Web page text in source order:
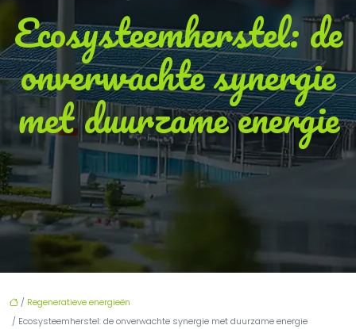
Ecosysteemherstel: de
onverwachte synergie
met duurzame energie
/ Regeneratieve energieën
/ Ecosysteemherstel: de onverwachte synergie met duurzame energie